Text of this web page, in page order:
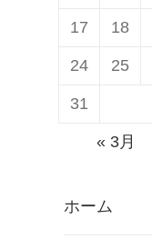
17 18
24 25
31
« 3月
ホーム